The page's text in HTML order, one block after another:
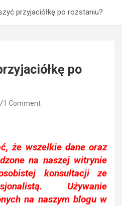
przyjaciółkę po rozstaniu?
po
1 Comment
że wszelkie dane oraz
na naszej witrynie
konsultacji ze
Używanie
na naszym blogu w